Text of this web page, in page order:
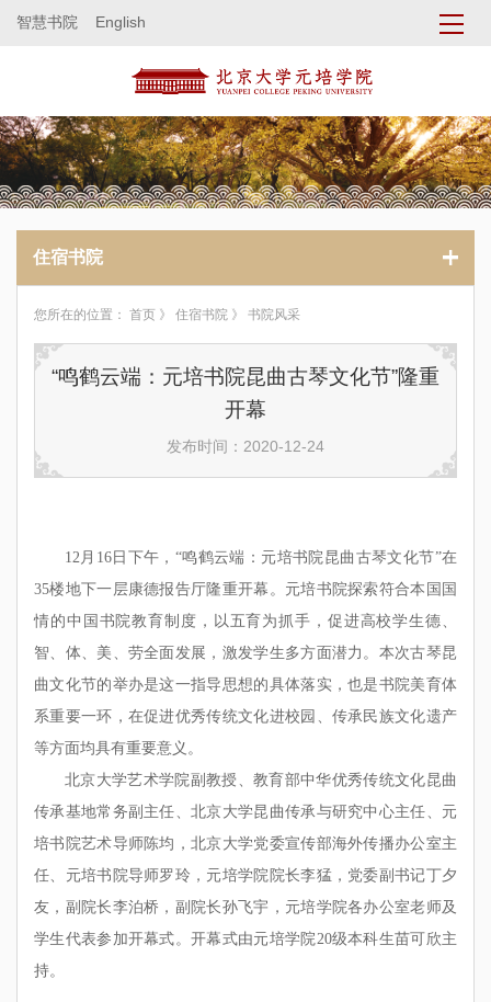
智慧书院 English
住宿书院
您所在的位置： 首页 》 住宿书院 》 书院风采
“鸣鹤云端：元培书院昆曲古琴文化节”隆重
开幕
发布时间：2020-12-24
12月16日下午，“鸣鹤云端：元培书院昆曲古琴文化节”在
35楼地下一层康德报告厅隆重开幕。元培书院探索符合本国国
情的中国书院教育制度，以五育为抓手，促进高校学生德、
智、体、美、劳全面发展，激发学生多方面潜力。本次古琴昆
曲文化节的举办是这一指导思想的具体落实，也是书院美育体
系重要一环，在促进优秀传统文化进校园、传承民族文化遗产
等方面均具有重要意义。
北京大学艺术学院副教授、教育部中华优秀传统文化昆曲
传承基地常务副主任、北京大学昆曲传承与研究中心主任、元
培书院艺术导师陈均，北京大学党委宣传部海外传播办公室主
任、元培书院导师罗玲，元培学院院长李猛，党委副书记丁夕
友，副院长李泊桥，副院长孙飞宇，元培学院各办公室老师及
学生代表参加开幕式。开幕式由元培学院20级本科生苗可欣主
持。